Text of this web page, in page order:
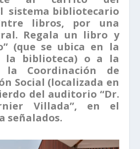
sistema bibliotecario
libros, por una
Regala un libro y
(que se ubica en la
la biblioteca) o a la
Coordinación de
Social (localizada en
del auditorio “Dr.
Villada”, en el
señalados.